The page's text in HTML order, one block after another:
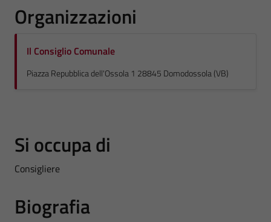
Organizzazioni
Il Consiglio Comunale
Piazza Repubblica dell'Ossola 1 28845 Domodossola (VB)
Si occupa di
Consigliere
Biografia